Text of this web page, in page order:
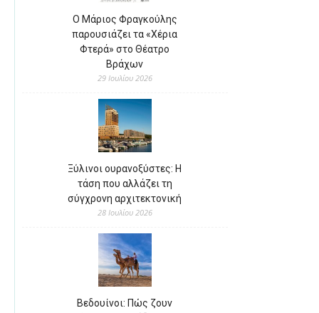
Ο Μάριος Φραγκούλης
παρουσιάζει τα «Χέρια
Φτερά» στο Θέατρο
Βράχων
29 Ιουλίου 2026
Ξύλινοι ουρανοξύστες: Η
τάση που αλλάζει τη
σύγχρονη αρχιτεκτονική
28 Ιουλίου 2026
Βεδουίνοι: Πώς ζουν